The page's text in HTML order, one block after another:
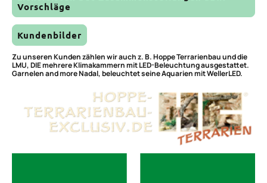
Zu unseren Kunden zählen wir auch z. B. Hoppe Terrarienbau und die
LMU, DIE mehrere Klimakammern mit LED-Beleuchtung ausgestattet.
Garnelen and more Nadal, beleuchtet seine Aquarien mit WellerLED.
Vorschläge
Kundenbilder